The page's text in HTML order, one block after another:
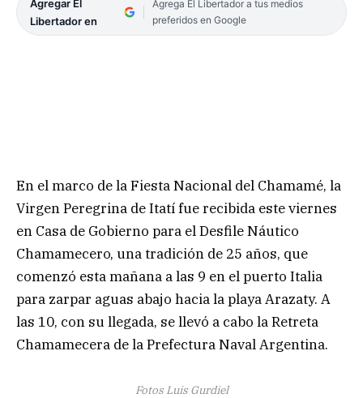
Agregar El
Libertador en
Agrega El Libertador a tus medios
preferidos en Google
En el marco de la Fiesta Nacional del Chamamé, la
Virgen Peregrina de Itatí fue recibida este viernes
en Casa de Gobierno para el Desfile Náutico
Chamamecero, una tradición de 25 años, que
comenzó esta mañana a las 9 en el puerto Italia
para zarpar aguas abajo hacia la playa Arazaty. A
las 10, con su llegada, se llevó a cabo la Retreta
Chamamecera de la Prefectura Naval Argentina.
Fotos Luis Gurdiel